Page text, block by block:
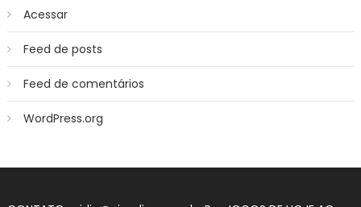
Acessar
Feed de posts
Feed de comentários
WordPress.org